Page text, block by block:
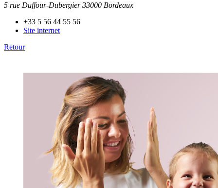
5 rue Duffour-Dubergier 33000 Bordeaux
+33 5 56 44 55 56
Site internet
Retour